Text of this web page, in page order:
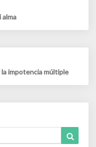
alma
impotencia múltiple